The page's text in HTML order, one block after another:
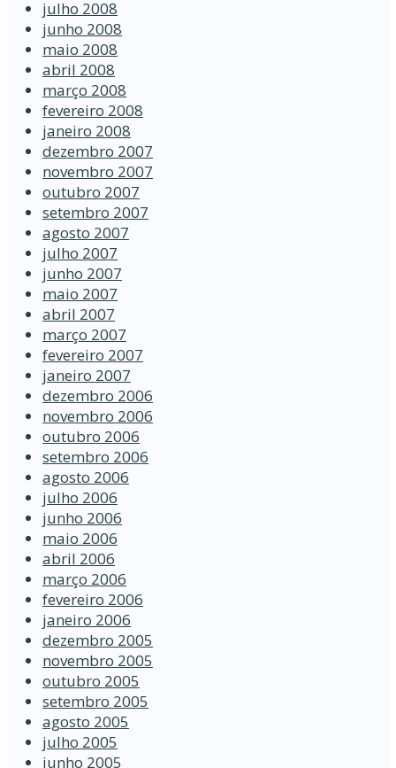
julho 2008
junho 2008
maio 2008
abril 2008
março 2008
fevereiro 2008
janeiro 2008
dezembro 2007
novembro 2007
outubro 2007
setembro 2007
agosto 2007
julho 2007
junho 2007
maio 2007
abril 2007
março 2007
fevereiro 2007
janeiro 2007
dezembro 2006
novembro 2006
outubro 2006
setembro 2006
agosto 2006
julho 2006
junho 2006
maio 2006
abril 2006
março 2006
fevereiro 2006
janeiro 2006
dezembro 2005
novembro 2005
outubro 2005
setembro 2005
agosto 2005
julho 2005
junho 2005